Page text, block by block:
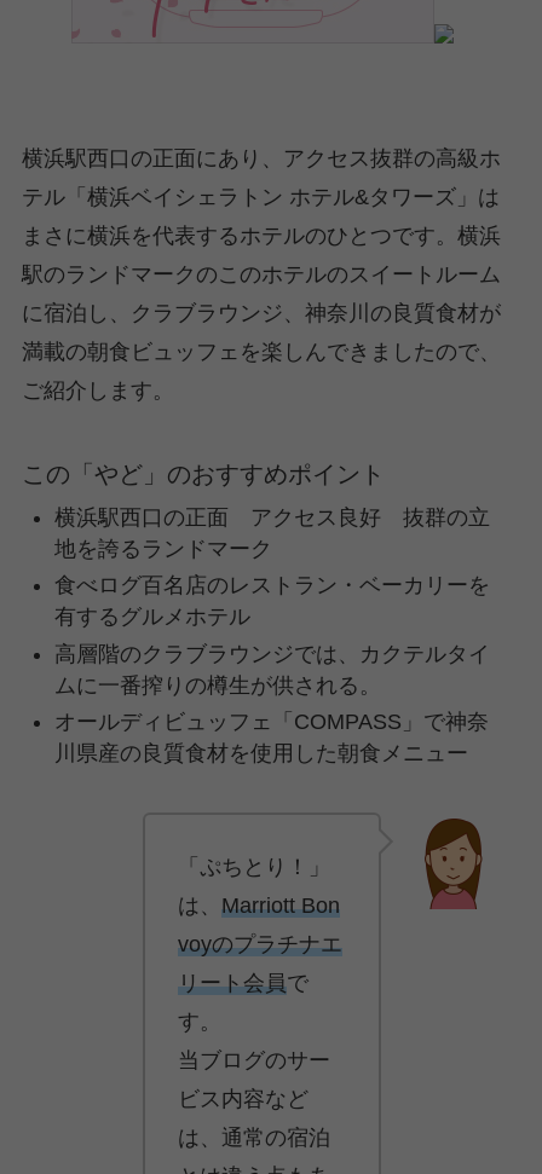
横浜駅西口の正面にあり、アクセス抜群の高級ホ
テル「横浜ベイシェラトン ホテル&タワーズ」は
まさに横浜を代表するホテルのひとつです。横浜
駅のランドマークのこのホテルのスイートルーム
に宿泊し、クラブラウンジ、神奈川の良質食材が
満載の朝食ビュッフェを楽しんできましたので、
ご紹介します。
この「やど」のおすすめポイント
横浜駅西口の正面 アクセス良好 抜群の立
地を誇るランドマーク
食べログ百名店のレストラン・ベーカリーを
有するグルメホテル
高層階のクラブラウンジでは、カクテルタイ
ムに一番搾りの樽生が供される。
オールディビュッフェ「COMPASS」で神奈
川県産の良質食材を使用した朝食メニュー
「ぷちとり！」
は、 Marriott Bon
voyのプラチナエ
リート会員で
す。
当ブログのサー
ビス内容など
は、通常の宿泊